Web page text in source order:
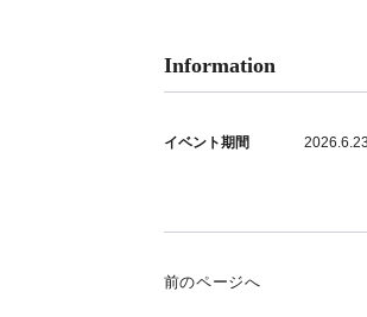
Information
イベント期間
前のページへ